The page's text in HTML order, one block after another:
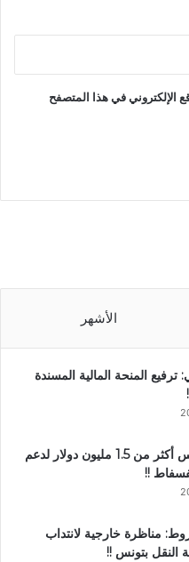
الإلكتروني في هذا المتصفح
الأشهر
ترفيع المنحة المالية المسندة
أمريكا تمنح تونس أكثر من 1.5 مليون دولار لدعم
!!
مناظرة خارجية لانتداب